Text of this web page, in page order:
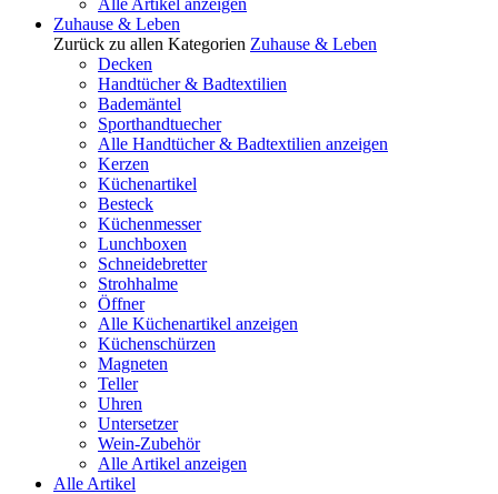
Alle Artikel anzeigen
Zuhause & Leben
Zurück zu allen Kategorien Zuhause & Leben
Decken
Handtücher & Badtextilien
Bademäntel
Sporthandtuecher
Alle Handtücher & Badtextilien anzeigen
Kerzen
Küchenartikel
Besteck
Küchenmesser
Lunchboxen
Schneidebretter
Strohhalme
Öffner
Alle Küchenartikel anzeigen
Küchenschürzen
Magneten
Teller
Uhren
Untersetzer
Wein-Zubehör
Alle Artikel anzeigen
Alle Artikel